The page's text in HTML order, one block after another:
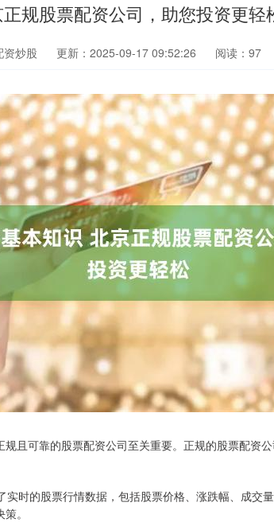
规股票配资公司，助您投资更轻
资炒股 更新：2025-09-17 09:52:26 阅读：97
且可靠的股票配资公司至关重要。正规的股票配资
时的股票行情数据，包括股票价格、涨跌幅、成交
。